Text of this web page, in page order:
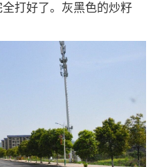
打好了。灰黑色的炒籽